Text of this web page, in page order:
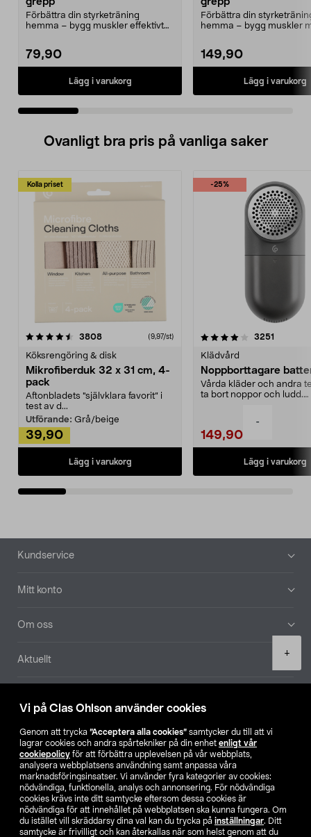
Vi på Clas Ohlson använder cookies
Genom att trycka ”Acceptera alla cookies” samtycker du till att vi
lagrar cookies och andra spårtekniker på din enhet enligt vår
cookiepolicy för att förbättra upplevelsen på vår webbplats,
analysera webbplatsens användning samt anpassa våra
marknadsföringsinsatser. Vi använder fyra kategorier av cookies:
nödvändiga, funktionella, analys och annonsering. För nödvändiga
cookies krävs inte ditt samtycke eftersom dessa cookies är
nödvändiga för att innehållet på webbplatsen ska kunna fungera. Om
du istället vill skräddarsy dina val kan du trycka på inställningar. Ditt
samtycke är frivilligt och kan återkallas när som helst genom att du
-
+
Förbättra din styrketräning
hemma – bygg muskler effektivt
79,90
Lägg i varukorg
Förbättra din
hemma – bygg muskler
149,90
Lägg i varukorg
Ovanligt bra pris på vanliga saker
Kolla priset
3808recensioner (9,97/st)
Köksrengöring & disk
Mikrofiberduk 32 x 31 cm, 4-
pack
Aftonbladets "självklara favorit” i
test av d...
Utförande: Grå/beige
39,90
Lägg i varukorg
-25%
4.0av 5 stjärnor 3251
Klädvård
Noppborttagare
Vårda kläder och andra
ta bort noppor och ludd.
149,90
Lägg i varukorg
4.5av 5 stjärnor
Sidfot
Kundservice
Mitt konto
Om oss
Aktuellt
Hitta butik
SE NO FI